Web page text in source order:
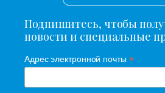
Подпишитесь, чтобы
новости и специальные
Адрес электронной почты *